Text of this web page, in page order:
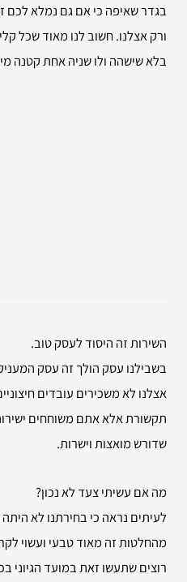
בגדר שאיפה כי אם גם נמלא לכם
ורק אצלנו. חשוב לנו מאוד שכל
בלא שישהה ולו שניה אחת קטנה
השירות זה היסוד לעסק טוב.
בשבילנו עסק הולך זה עסק
אצלנו לא משכירים עובדים
תקשורת אלא אתם משוחחים
שדורש מואצות וישרות.
מה אם עשיתי צעד לא נכון?
לעיתים נראה כי בחירתנו לא
מהחלטות זה מאוד טבעי ועשוי
רוצים שתעשו זאת במועד הגיוני